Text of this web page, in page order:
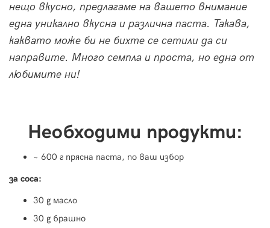
нещо вкусно, предлагаме на вашето внимание
една уникално вкусна и различна паста. Такава,
каквато може би не бихте се сетили да си
направите. Много семпла и проста, но една от
любимите ни!
Необходими продукти:
~ 600 г прясна паста, по ваш избор
за соса:
30 g масло
30 g брашно